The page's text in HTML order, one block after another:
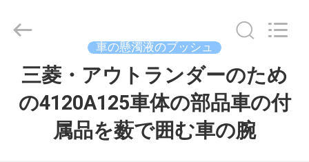
ー
2026
GUANGZHOU
Rights
車の懸濁液のブッシュ
三菱・アウトランダーのため
の4120A125車体の部品車の付
属品を薮で囲む車の腕